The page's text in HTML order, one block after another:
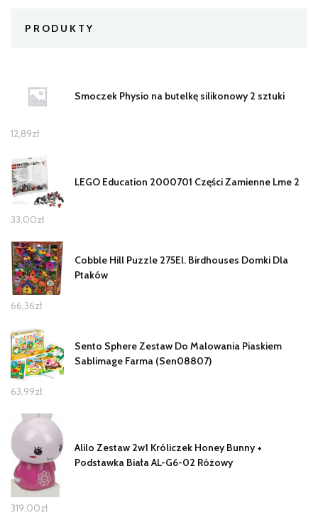
PRODUKTY
Smoczek Physio na butelkę silikonowy 2 sztuki
12,89zł
LEGO Education 2000701 Części Zamienne Lme 2
33,00zł
Cobble Hill Puzzle 275El. Birdhouses Domki Dla
Ptaków
66,36zł
Sento Sphere Zestaw Do Malowania Piaskiem
Sablimage Farma (Sen08807)
63,99zł
Alilo Zestaw 2w1 Króliczek Honey Bunny +
Podstawka Biała AL-G6-02 Różowy
319,00zł